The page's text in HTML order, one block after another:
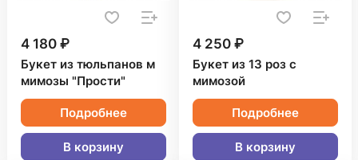
4 180 ₽
Букет из тюльпанов м
мимозы "Прости"
Подробнее
В корзину
4 250 ₽
Букет из 13 роз с
мимозой
Подробнее
В корзину